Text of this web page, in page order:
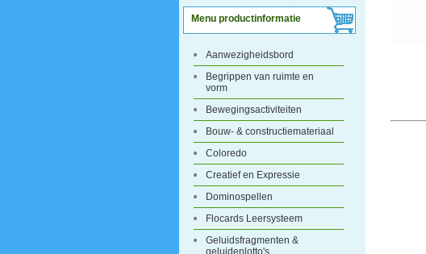
Menu productinformatie
Aanwezigheidsbord
Begrippen van ruimte en
vorm
Bewegingsactiviteiten
Bouw- & constructiemateriaal
Coloredo
Creatief en Expressie
Dominospellen
Flocards Leersysteem
Geluidsfragmenten &
geluidenlotto's